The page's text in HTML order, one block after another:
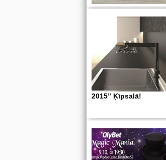
2015” Ķīpsalā!